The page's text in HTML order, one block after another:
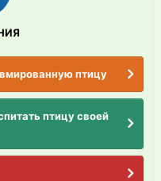
птицу
птицу своей